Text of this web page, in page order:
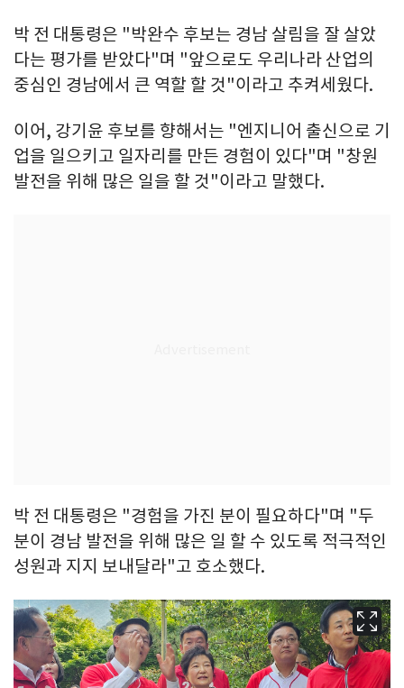
박 전 대통령은 "박완수 후보는 경남 살림을 잘 살았
다는 평가를 받았다"며 "앞으로도 우리나라 산업의
중심인 경남에서 큰 역할 할 것"이라고 추켜세웠다.
이어, 강기윤 후보를 향해서는 "엔지니어 출신으로 기
업을 일으키고 일자리를 만든 경험이 있다"며 "창원
발전을 위해 많은 일을 할 것"이라고 말했다.
박 전 대통령은 "경험을 가진 분이 필요하다"며 "두
분이 경남 발전을 위해 많은 일 할 수 있도록 적극적인
성원과 지지 보내달라"고 호소했다.